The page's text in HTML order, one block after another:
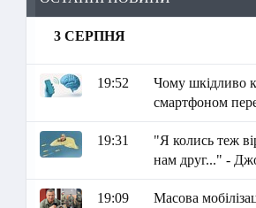
3 СЕРПНЯ
19:52
Чому шкідливо
смартфоном
19:31
"Я колись теж
нам друг..." -
19:09
Масова